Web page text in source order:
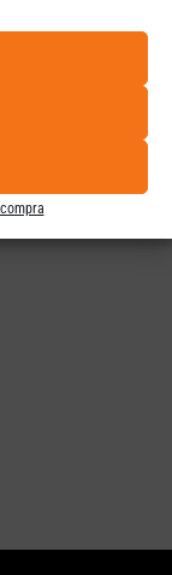
Brasileñas
Piernas
final